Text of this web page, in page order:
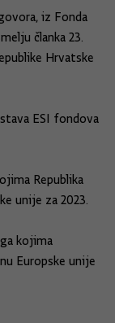
iz Fonda
članka 23.
Hrvatske
ESI fondova
Republika
unije za 2023.
kojima
Europske unije